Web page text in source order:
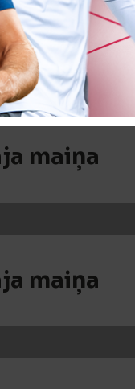
maiņa
maiņa
maiņa